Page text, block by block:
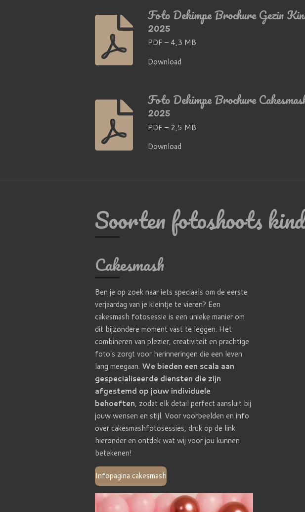
Foto Dekimpe Brochure Gezin
2025
PDF – 4,3 MB
Download
Foto Dekimpe Brochure
2025
PDF – 2,5 MB
Download
Soorten fotoshoots
Cakesmash
Ben je op zoek naar iets speciaals om de eerste
verjaardag van je kleintje te vieren? Een
cakesmash fotosessie is een unieke manier om
dit bijzondere moment vast te leggen. Het
combineren van plezier, creativiteit en prachtige
foto's zorgt voor herinneringen die een leven
lang meegaan. We bieden een scala aan
gespecialiseerde diensten die zijn
afgestemd op jouw individuele
behoeften, zodat elk detail perfect aansluit bij
jouw wensen en stijl. Voor voorbeelden en info
over cakesmashfotosessies, druk op de link
hieronder en ontdek wat wij voor jou kunnen
betekenen!
Infopagina cakesmash